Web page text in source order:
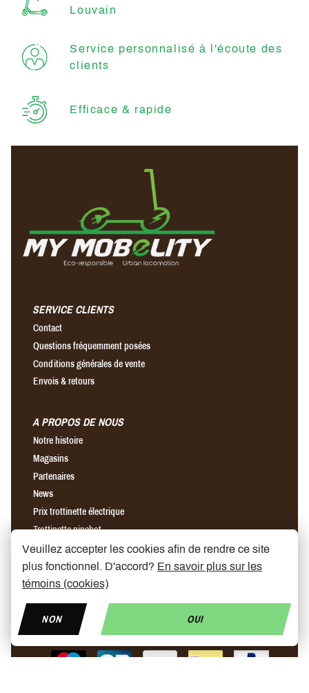
Louvain
Service personnalisé à l'écoute des
clients
Efficace & rapide
SERVICE CLIENTS
Contact
Questions fréquemment posées
Conditions générales de vente
Envois & retours
A PROPOS DE NOUS
Notre histoire
Magasins
Partenaires
News
Prix trottinette électrique
Trottinette ninebot
Chargeur rapide pour trottinette électrique
Find us on Facebook
Veuillez accepter les cookies afin de rendre ce site
plus fonctionnel. D'accord? En savoir plus sur les
témoins (cookies)
NON OUI